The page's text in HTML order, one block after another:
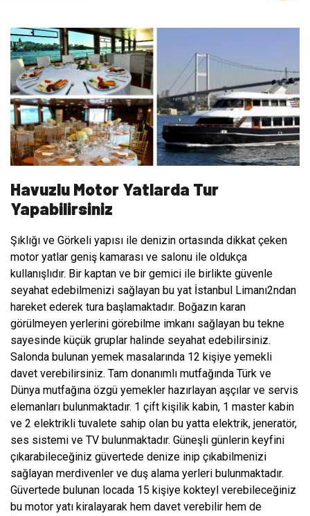
Havuzlu Motor Yatlarda Tur
Yapabilirsiniz
Şıklığı ve Görkeli yapısı ile denizin ortasında dikkat çeken
motor yatlar geniş kamarası ve salonu ile oldukça
kullanışlıdır. Bir kaptan ve bir gemici ile birlikte güvenle
seyahat edebilmenizi sağlayan bu yat İstanbul Limanı2ndan
hareket ederek tura başlamaktadır. Boğazın karan
görülmeyen yerlerini görebilme imkanı sağlayan bu tekne
sayesinde küçük gruplar halinde seyahat edebilirsiniz.
Salonda bulunan yemek masalarında 12 kişiye yemekli
davet verebilirsiniz. Tam donanımlı mutfağında Türk ve
Dünya mutfağına özgü yemekler hazırlayan aşçılar ve servis
elemanları bulunmaktadır. 1 çift kişilik kabin, 1 master kabin
ve 2 elektrikli tuvalete sahip olan bu yatta elektrik, jeneratör,
ses sistemi ve TV bulunmaktadır. Güneşli günlerin keyfini
çıkarabileceğiniz güvertede denize inip çıkabilmenizi
sağlayan merdivenler ve duş alama yerleri bulunmaktadır.
Güvertede bulunan locada 15 kişiye kokteyl verebileceğiniz
bu motor yatı kiralayarak hem davet verebilir hem de